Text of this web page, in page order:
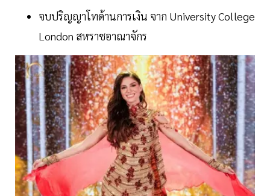
จบปริญญาโทด้านการเงิน จาก University College
London สหราชอาณาจักร